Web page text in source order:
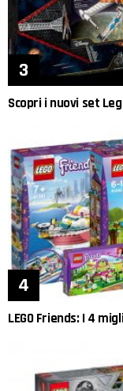
Scopri i nuovi set
LEGO Friends: I 4